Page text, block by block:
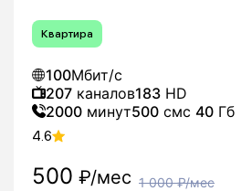
Квартира
100Мбит/с
207 каналов183 HD
2000 минут500 смс 40 Гб
4.6
500 ₽/мес 1 000₽/мес